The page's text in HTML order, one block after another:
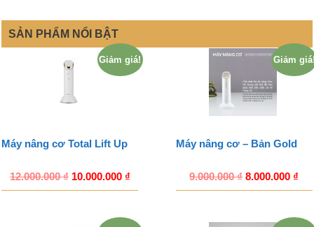
SẢN PHẨM NỔI BẬT
Giảm giá!
Máy nâng cơ Total Lift Up
12.000.000₫ 10.000.000 ₫
Giảm
Máy nâng cơ – Bản Gold
9.000.000₫ 8.000.000 ₫